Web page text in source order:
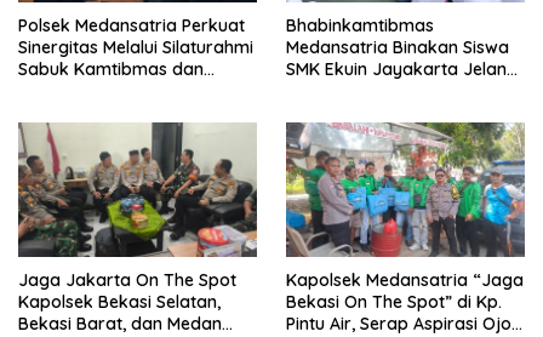
Polsek Medansatria Perkuat
Sinergitas Melalui Silaturahmi
Sabuk Kamtibmas dan
Bhabinkamtibmas
Medansatria Binakan Siswa
SMK Ekuin Jayakarta Jelang
Jaga Jakarta On The Spot
Kapolsek Bekasi Selatan,
Bekasi Barat, dan Medan
Kapolsek Medansatria “Jaga
Bekasi On The Spot” di Kp.
Pintu Air, Serap Aspirasi Ojol